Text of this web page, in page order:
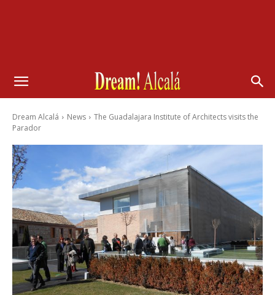
Dream Alcalá News
The Guadalajara Institute of Architects visits the
Parador